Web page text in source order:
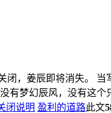
闭，姜辰即将消失。
有梦幻辰风，没有这
闭说明 盈利的道路此文